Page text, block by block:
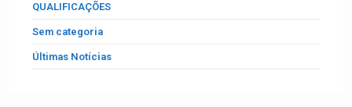
QUALIFICAÇÕES
Sem categoria
Últimas Notícias